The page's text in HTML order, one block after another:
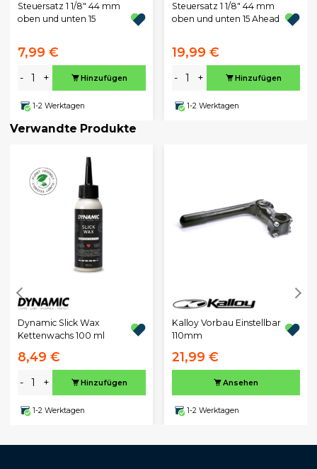
Steuersatz 1 1/8" 44 mm
oben und unten 15
7,99 €
- + Hinzufügen
1-2 Werktagen
Steuersatz 1 1/8" 44 mm
oben und unten 15 Ahead
19,99 €
- + Hinzufügen
1-2 Werktagen
Verwandte Produkte
Dynamic Slick Wax
Kettenwachs 100 ml
8,49 €
- + Hinzufügen
1-2 Werktagen
Kalloy Vorbau Einstellbar
110mm
21,99 €
Ansehen
1-2 Werktagen